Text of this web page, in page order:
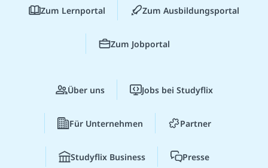
Zum Lernportal Zum Ausbildungsportal
Zum Jobportal
Über uns Jobs bei Studyflix
Für Unternehmen Partner
Studyflix Business Presse